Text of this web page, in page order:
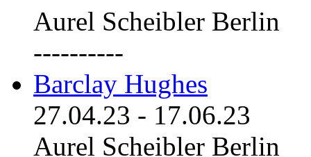
Aurel Scheibler Berlin
----------
Barclay Hughes
27.04.23 - 17.06.23
Aurel Scheibler Berlin